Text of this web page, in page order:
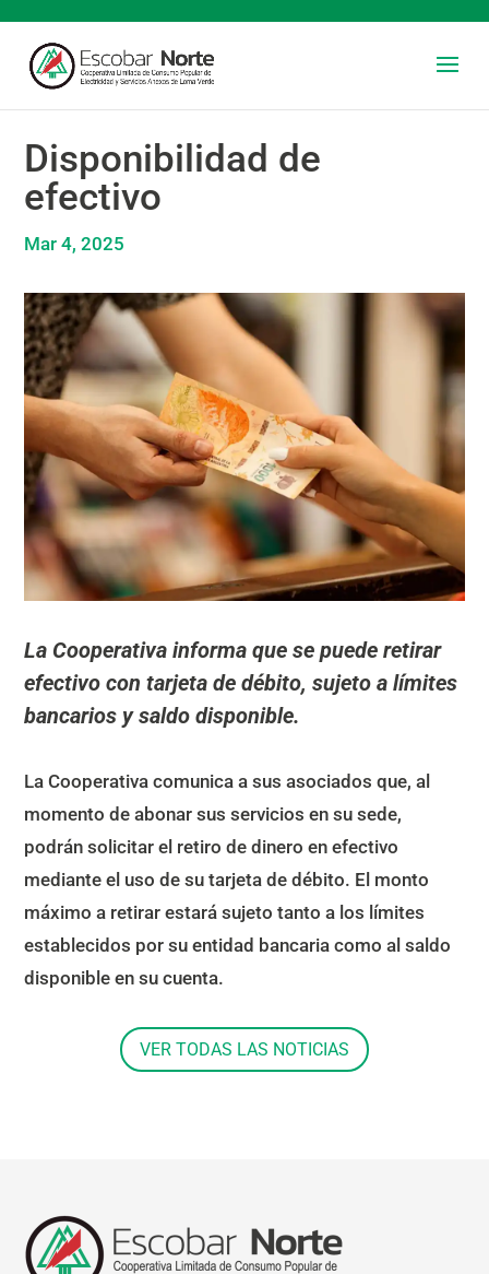
Disponibilidad de
efectivo
Mar 4, 2025
La Cooperativa informa que se puede retirar
efectivo con tarjeta de débito, sujeto a límites
bancarios y saldo disponible.
La Cooperativa comunica a sus asociados que, al
momento de abonar sus servicios en su sede,
podrán solicitar el retiro de dinero en efectivo
mediante el uso de su tarjeta de débito. El monto
máximo a retirar estará sujeto tanto a los límites
establecidos por su entidad bancaria como al saldo
disponible en su cuenta.
VER TODAS LAS NOTICIAS